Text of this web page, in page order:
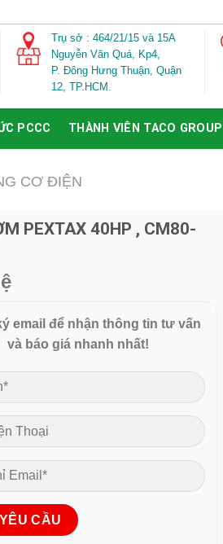
Trụ sở : 464/21/15 và 15A
Nguyễn Văn Quá, Kp4,
P. Đông Hưng Thuận, Quận
12, TP.HCM.
PCCC THÀNH VIÊN TACO GROUP
CƠ ĐIỆN
PEXTAX 40HP , CM80-
email để nhận thông tin tư vấn
và báo giá nhanh nhất!